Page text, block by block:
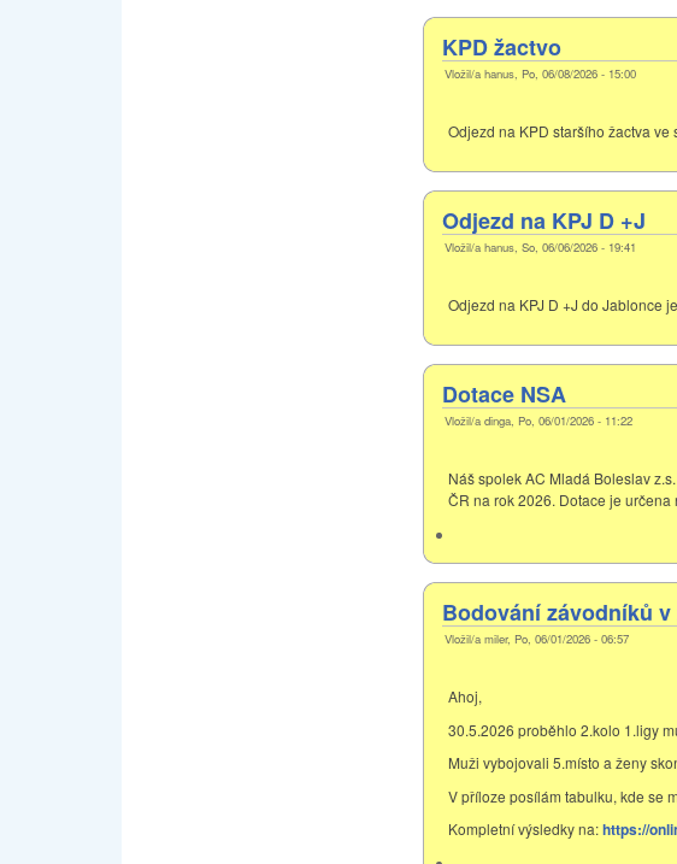
KPD žactvo
Vložil/a hanus, Po, 06/08/2026 - 15:00
Odjezd na KPD staršího žactva
Odjezd na KPJ D +J
Vložil/a hanus, So, 06/06/2026 - 19:41
Odjezd na KPJ D +J do Jablonce
Dotace NSA
Vložil/a dinga, Po, 06/01/2026 - 11:22
Náš spolek AC Mladá Boleslav
ČR na rok 2026. Dotace je určena
Bodování závodníků
Vložil/a miler, Po, 06/01/2026 - 06:57
Ahoj,
30.5.2026 proběhlo 2.kolo 1.ligy
Muži vybojovali 5.místo a ženy
V příloze posílám tabulku, kde se
Kompletní výsledky na:https://